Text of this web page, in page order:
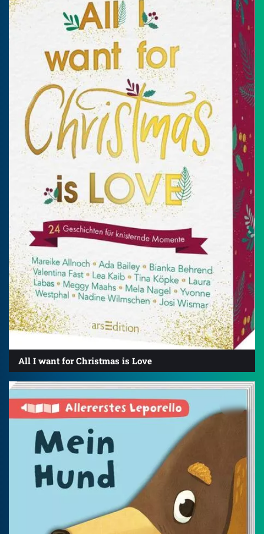
All I want for Christmas is Love